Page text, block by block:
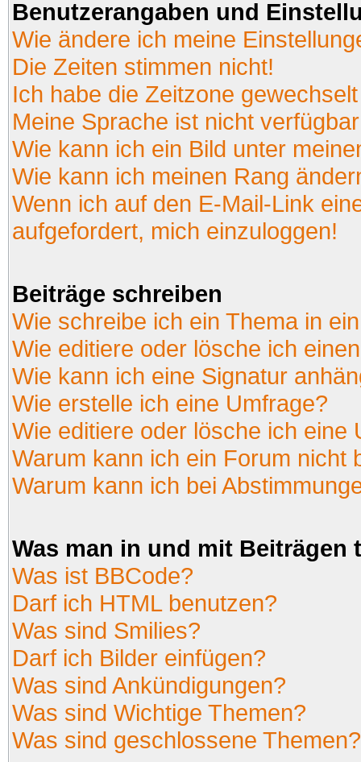
Benutzerangaben und
Wie ändere ich meine
Die Zeiten stimmen nicht!
Ich habe die Zeitzone
Meine Sprache ist nicht
Wie kann ich ein Bild unter
Wie kann ich meinen Rang
Wenn ich auf den E-Mail-Link
aufgefordert, mich einzuloggen!
Beiträge schreiben
Wie schreibe ich ein Thema in
Wie editiere oder lösche ich
Wie kann ich eine Signatur
Wie erstelle ich eine Umfrage?
Wie editiere oder lösche ich eine
Warum kann ich ein Forum nicht
Warum kann ich bei
Was man in und mit Beiträgen
Was ist BBCode?
Darf ich HTML benutzen?
Was sind Smilies?
Darf ich Bilder einfügen?
Was sind Ankündigungen?
Was sind Wichtige Themen?
Was sind geschlossene Themen?